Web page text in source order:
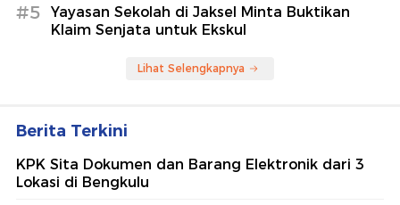
#5
Yayasan Sekolah di Jaksel Minta Buktikan
Klaim Senjata untuk Ekskul
Lihat Selengkapnya
Berita Terkini
KPK Sita Dokumen dan Barang Elektronik dari 3
Lokasi di Bengkulu